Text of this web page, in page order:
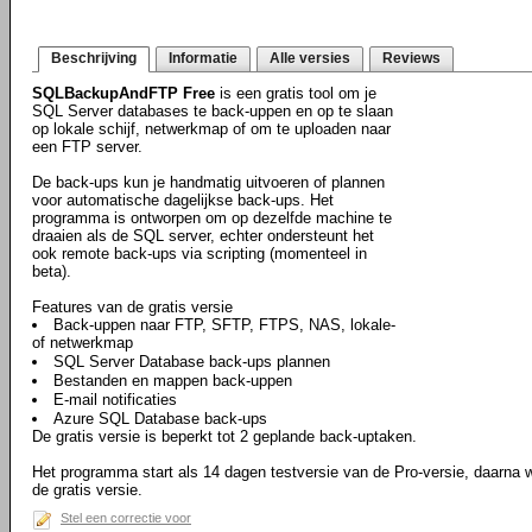
Beschrijving Informatie Alle versies Reviews
SQLBackupAndFTP Free is een gratis tool om je
SQL Server databases te back-uppen en op te slaan
op lokale schijf, netwerkmap of om te uploaden naar
een FTP server.
De back-ups kun je handmatig uitvoeren of plannen
voor automatische dagelijkse back-ups. Het
programma is ontworpen om op dezelfde machine te
draaien als de SQL server, echter ondersteunt het
ook remote back-ups via scripting (momenteel in
beta).
Features van de gratis versie
Back-uppen naar FTP, SFTP, FTPS, NAS, lokale-
of netwerkmap
SQL Server Database back-ups plannen
Bestanden en mappen back-uppen
E-mail notificaties
Azure SQL Database back-ups
De gratis versie is beperkt tot 2 geplande back-uptaken.
Het programma start als 14 dagen testversie van de Pro-versie, daarna
de gratis versie.
Stel een correctie voor